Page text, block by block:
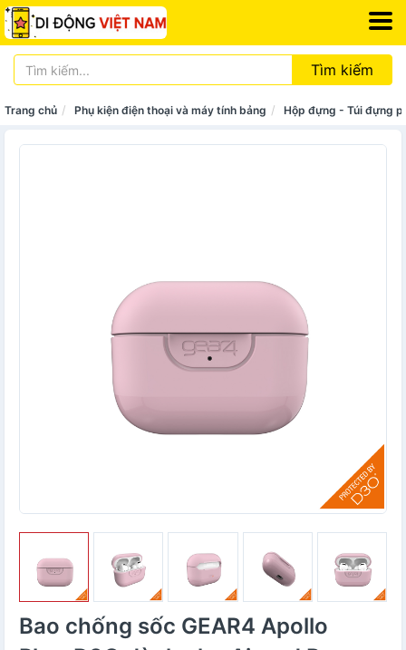
Tìm kiếm
Trang chủ Phụ kiện điện thoại và máy tính bảng Hộp đựng - Túi đựng
Bao chống sốc GEAR4 Apollo